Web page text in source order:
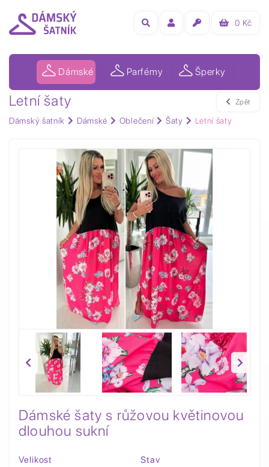
0 Kč
Dámské Parfémy Šperky
Letní šaty
Dámský šatník Dámské Oblečení Šaty Letní šaty
Zpět
Dámské šaty s růžovou květinovou
dlouhou sukní
Velikost Stav